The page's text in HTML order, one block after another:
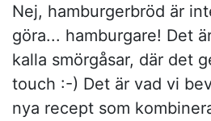
Nej, hamburgerbröd är
göra... hamburgare! Det
kalla smörgåsar, där det
touch :-) Det är vad vi
nya recept som